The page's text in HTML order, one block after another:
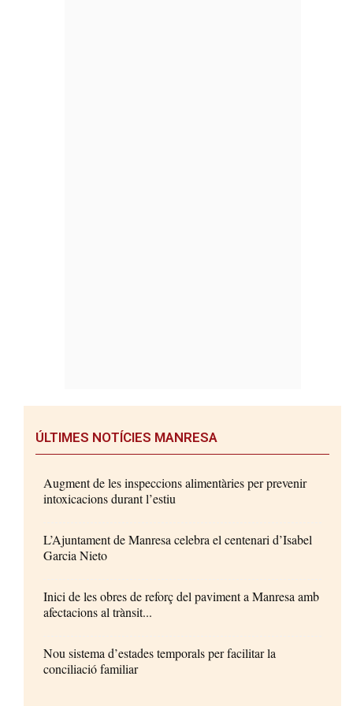
ÚLTIMES NOTÍCIES MANRESA
Augment de les inspeccions alimentàries per prevenir
intoxicacions durant l’estiu
L’Ajuntament de Manresa celebra el centenari d’Isabel
Garcia Nieto
Inici de les obres de reforç del paviment a Manresa amb
afectacions al trànsit...
Nou sistema d’estades temporals per facilitar la
conciliació familiar